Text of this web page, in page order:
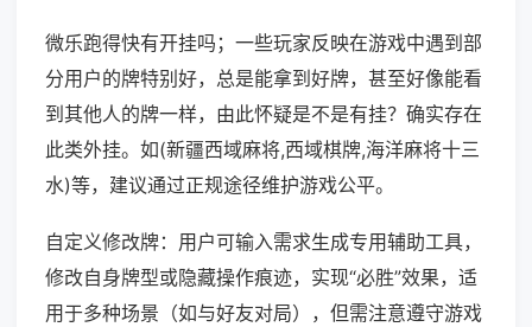
微乐跑得快有开挂吗；一些玩家反映在游戏中遇到部
分用户的牌特别好，总是能拿到好牌，甚至好像能看
到其他人的牌一样，由此怀疑是不是有挂？确实存在
此类外挂。如(新疆西域麻将,西域棋牌,海洋麻将十三
水)等，建议通过正规途径维护游戏公平。
自定义修改牌：用户可输入需求生成专用辅助工具，
修改自身牌型或隐藏操作痕迹，实现“必胜”效果，适
用于多种场景（如与好友对局），但需注意遵守游戏